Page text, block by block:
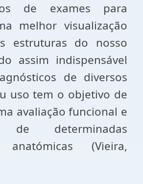
de exames para
melhor visualização
estruturas do nosso
assim indispensável
de diversos
uso tem o objetivo de
avaliação funcional e
de determinadas
anatómicas (Vieira,